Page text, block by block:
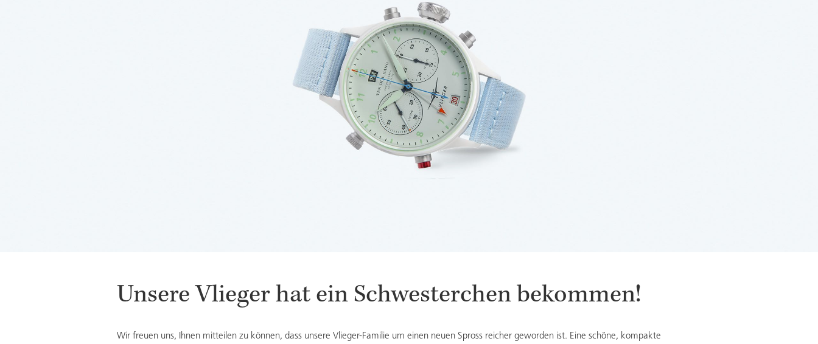
Unsere Vlieger hat ein Schwesterchen bekommen!
Wir freuen uns, Ihnen mitteilen zu können, dass unsere Vlieger-Familie um einen neuen Spross reicher geworden ist. Eine schöne, kompakte